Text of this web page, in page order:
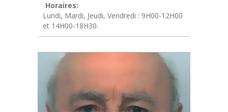
Horaires:
Lundi, Mardi, Jeudi, Vendredi : 9H00-12H00
et 14H00-18H30.